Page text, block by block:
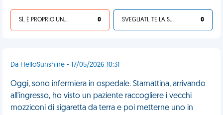
SÌ, È PROPRIO UNA VDM! 0 SVEGLIATI, TE LA SEI CERCATA! 0
Da HelloSunshine - 17/05/2026 10:31
Oggi, sono infermiera in ospedale. Stamattina, arrivando
all'ingresso, ho visto un paziente raccogliere i vecchi
mozziconi di sigaretta da terra e poi metterne uno in